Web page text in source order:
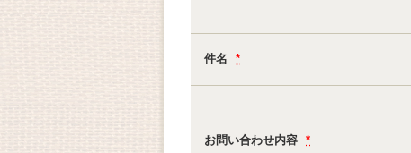
件名 *
お問い合わせ内容 *